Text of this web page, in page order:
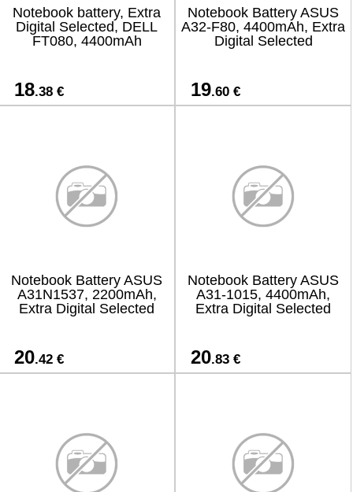
Notebook battery, Extra
Digital Selected, DELL
FT080, 4400mAh
18.38 €
Notebook Battery ASUS
A32-F80, 4400mAh, Extra
Digital Selected
19.60 €
Notebook Battery ASUS
A31N1537, 2200mAh,
Extra Digital Selected
20.42 €
Notebook Battery ASUS
A31-1015, 4400mAh,
Extra Digital Selected
20.83 €